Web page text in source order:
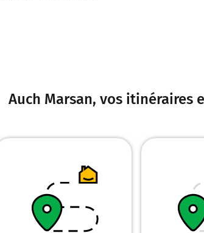
rond-point, prendre la 2ème sortie sur la voie et
Route Départementale 924 sur 650 mètres
à gauche sur D509 (Route d'Auch) et continuer
Auch Marsan, vos itinéraires